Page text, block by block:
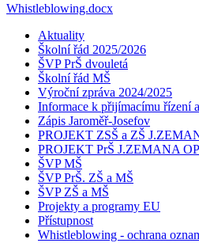
Whistleblowing.docx
Aktuality
Školní řád 2025/2026
ŠVP PrŠ dvouletá
Školní řád MŠ
Výroční zpráva 2024/2025
Informace k přijímacímu řízení
Zápis Jaroměř-Josefov
PROJEKT ZSŠ a ZŠ
PROJEKT PrŠ J.ZEMANA
ŠVP MŠ
ŠVP PrŠ. ZŠ a MŠ
ŠVP ZŠ a MŠ
Projekty a programy EU
Přístupnost
Whistleblowing - ochrana